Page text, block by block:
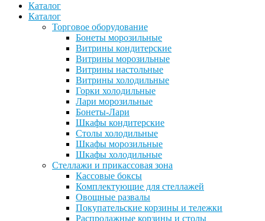
Каталог
Каталог
Торговое оборудование
Бонеты морозильные
Витрины кондитерские
Витрины морозильные
Витрины настольные
Витрины холодильные
Горки холодильные
Лари морозильные
Бонеты-Лари
Шкафы кондитерские
Столы холодильные
Шкафы морозильные
Шкафы холодильные
Стеллажи и прикассовая зона
Кассовые боксы
Комплектующие для стеллажей
Овощные развалы
Покупательские корзины и тележки
Распродажные корзины и столы